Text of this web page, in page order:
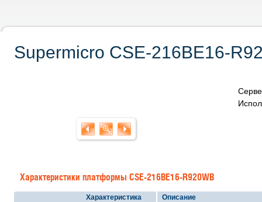
Supermicro CSE-216BE16-
Характеристики платформы CSE-216BE16-R920WB
Характеристика
Описание